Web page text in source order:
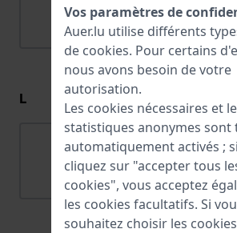
Jaguar
L
Lacoste
Vos paramètres de
Auer.lu utilise différents
de cookies. Pour certains
nous avons besoin de votre
autorisation.
Les cookies nécessaires et
statistiques anonymes sont
automatiquement activés ;
cliquez sur "accepter tous
cookies", vous acceptez
les cookies facultatifs. Si
souhaitez choisir les